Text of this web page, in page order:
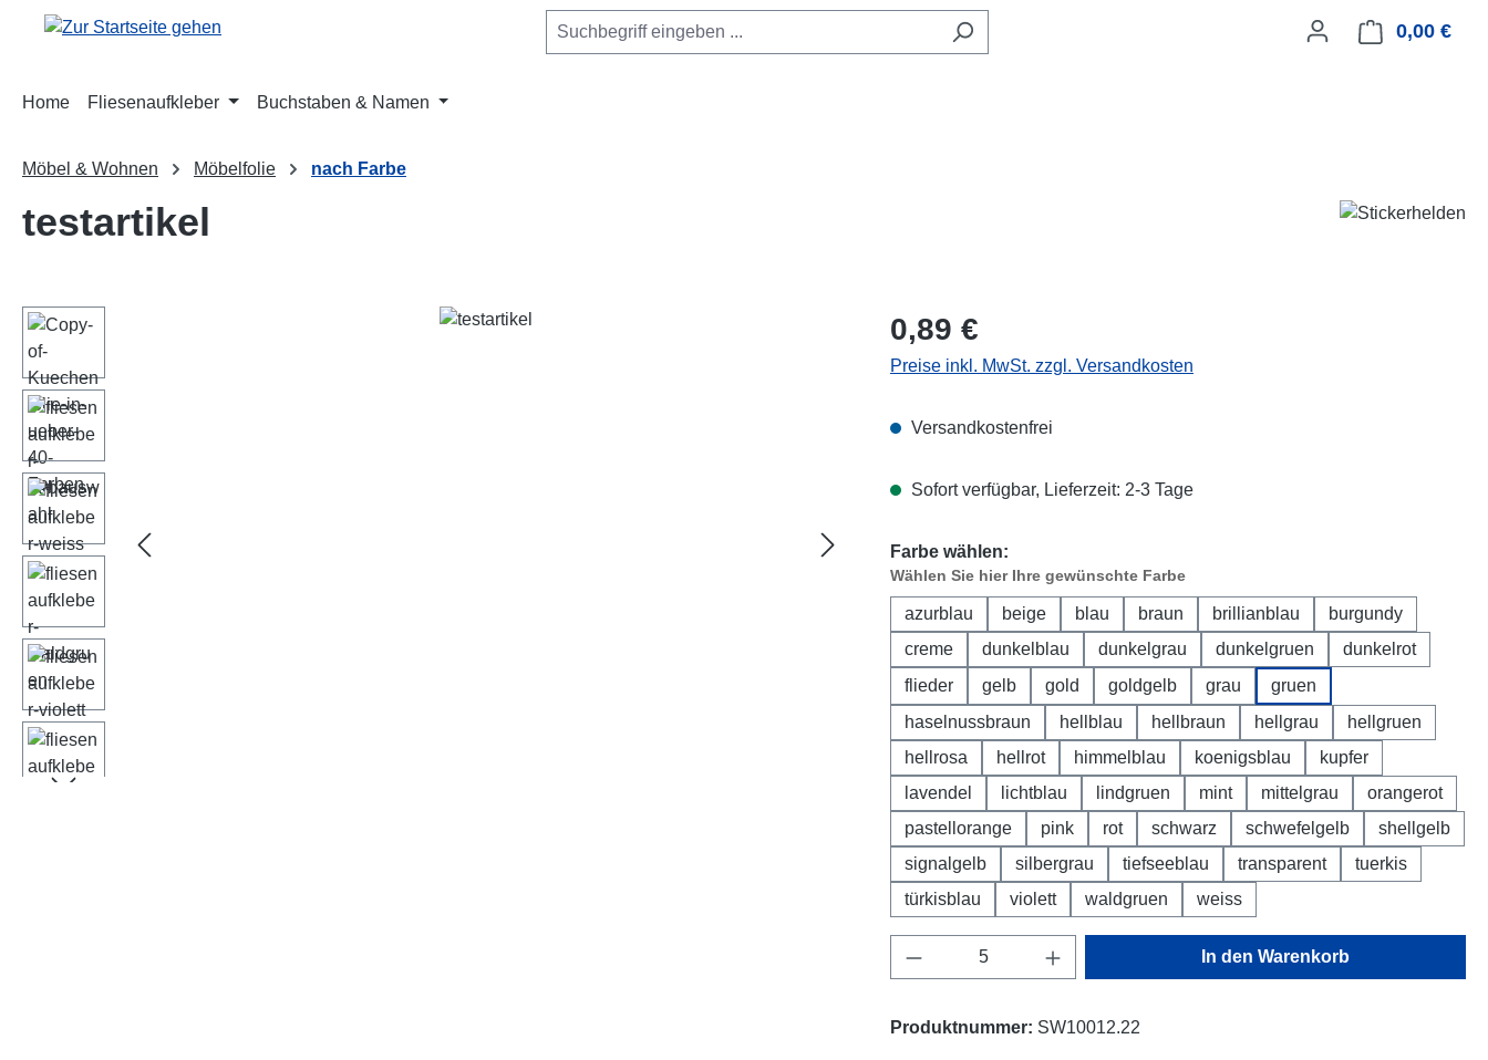
Hauptinhalt springen
Zur Suche springen
Zur Hauptnavigation springen 0,00 €
Home Fliesenaufkleber Buchstaben & Namen
Möbel & Wohnen Möbelfolie nach Farbe
testartikel
Bildergalerie überspringen Regulärer Preis:
0,89 €
Preise inkl. MwSt. zzgl. Versandkosten
Versandkostenfrei
Sofort verfügbar, Lieferzeit: 2-3 Tage
Farbe wählen:
Wählen Sie hier Ihre gewünschte Farbe
azurblau beige blau braun brillianblau
burgundy
creme
dunkelblau dunkelgrau dunkelgruen
dunkelrot
flieder
gelb gold goldgelb grau
gruen
haselnussbraun
hellblau hellbraun hellgrau
hellgruen
hellrosa
hellrot himmelblau koenigsblau
kupfer
lavendel
lichtblau lindgruen mint mittelgrau
orangerot
pastellorange
pink rot schwarz schwefelgelb
shellgelb
signalgelb
silbergrau tiefseeblau transparent
tuerkis
türkisblau
violett waldgruen weiss
Produkt Anzahl: Gib den gewünschten Wert ein
In den Warenkorb
Produktnummer: SW10012.22